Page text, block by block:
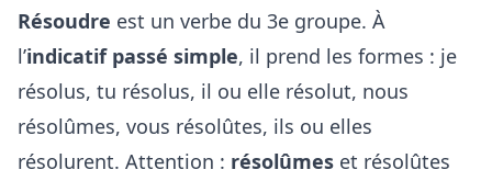
Résoudre est un verbe du 3e groupe. À
l’indicatif passé simple, il prend les formes : je
résolus, tu résolus, il ou elle résolut, nous
résolûmes, vous résolûtes, ils ou elles
résolurent. Attention : résolûmes et résolûtes